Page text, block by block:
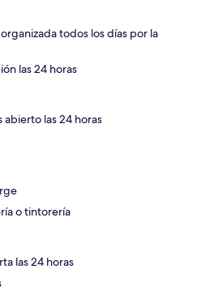
todos los días por la
las 24 horas
las 24 horas
o tintorería
las 24 horas